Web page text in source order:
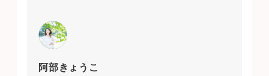
阿部きょうこ